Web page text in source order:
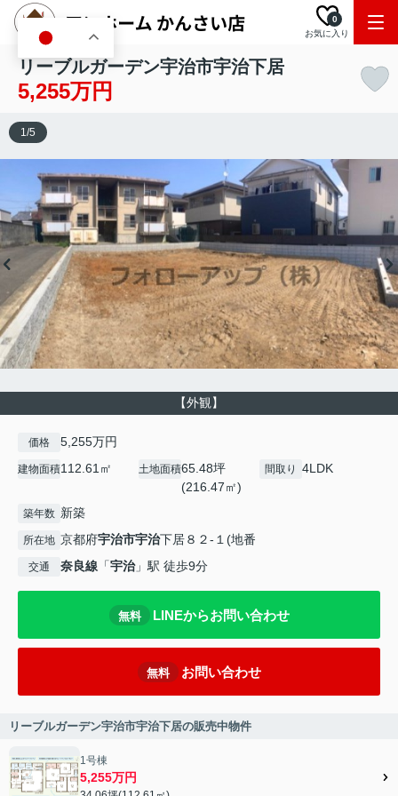
お気に入り
0
リーブルガーデン宇治市宇治下居
5,255万円
【外観】
1/5
価格 5,255万円
建物面積112.61㎡ 土地面積65.48坪
(216.47㎡)
間取り 4LDK
築年数 新築
所在地 京都府宇治市宇治下居８２-１(地番
交通 奈良線 「宇治」駅 徒歩9分
無料 LINEからお問い合わせ
無料 お問い合わせ
リーブルガーデン宇治市宇治下居の販売中物件
1号棟
5,255万円